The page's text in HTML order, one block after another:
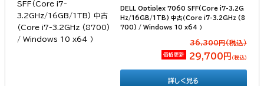
DELL Optiplex 7060 SFF(Core i7-3.2G
Hz/16GB/1TB) 中古（Core i7-3.2GHz (8
700) / Windows 10 x64 ）
36,300円(税込）
価格更新 29,700円 （税込）
詳しく見る